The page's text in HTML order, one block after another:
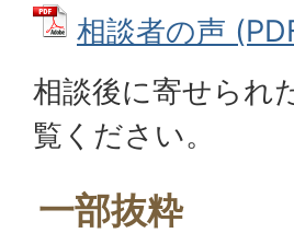
相談者の声
相談後に寄せられ
覧ください。
一部抜粋